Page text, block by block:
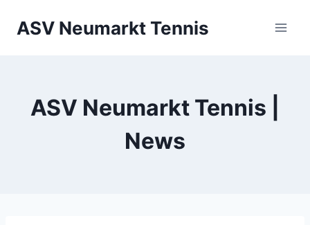
InhaltASV Neumarkt Tennis
ASV Neumarkt Tennis |
News